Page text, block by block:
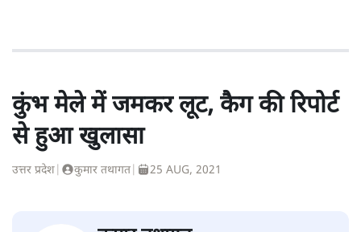
कुंभ मेले में जमकर लूट, कैग की रिपोर्ट
से हुआ खुलासा
उत्तर प्रदेश कुमार तथागत 25 AUG, 2021